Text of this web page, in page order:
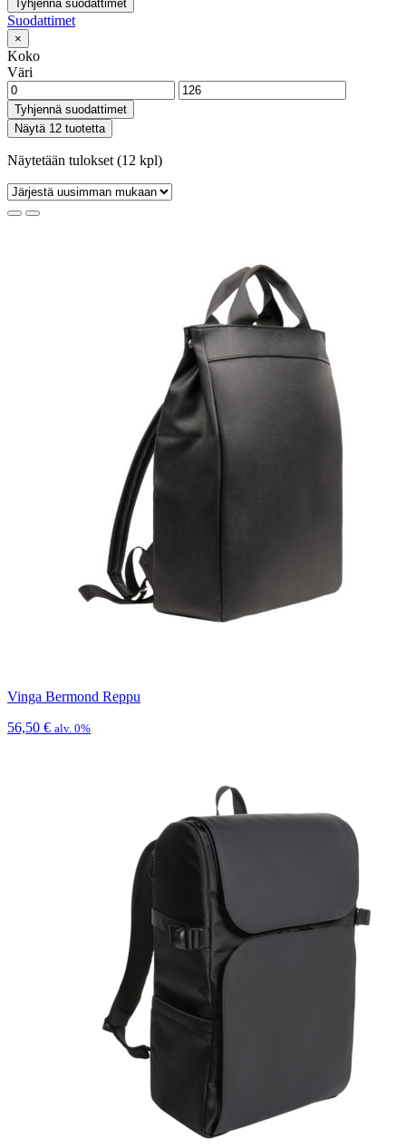
Tyhjennä suodattimet
Suodattimet
×
Koko
Väri
Tyhjennä suodattimet
Näytä 12 tuotetta
Näytetään tulokset (12 kpl)
Vinga Bermond Reppu
56,50 € alv. 0%